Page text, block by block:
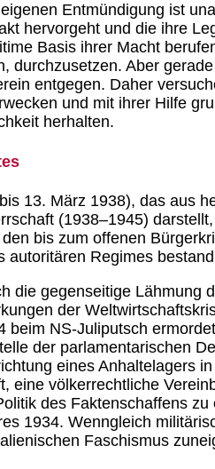
Entmündigung ist
hervorgeht und die ihre
Basis ihrer Macht
durchzusetzen. Aber
entgegen. Daher
und mit ihrer Hilfe
herhalten.
13. März 1938), das aus
(1938–1945)
bis zum offenen
autoritären Regimes
die gegenseitige
der
NS-Juliputsch
der parlamentarischen
eines Anhaltelagers
eine völkerrechtliche
des Faktenschaffens
1934. Wenngleich
Faschismus